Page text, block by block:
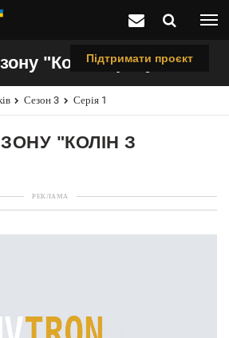
Підтримати проєкт
"Колін з рахунків"
Сезон 3 Серія 1
"КОЛІН З
РЕКЛАМА